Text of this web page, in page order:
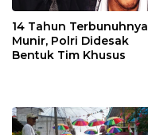
14 Tahun Terbunuhnya
Munir, Polri Didesak
Bentuk Tim Khusus